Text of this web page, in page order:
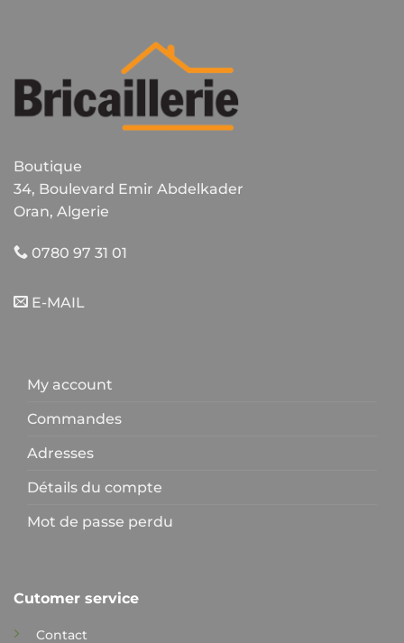
Boutique
34, Boulevard Emir Abdelkader
Oran, Algerie
0780 97 31 01
E-MAIL
My account
Commandes
Adresses
Détails du compte
Mot de passe perdu
Cutomer service
Contact